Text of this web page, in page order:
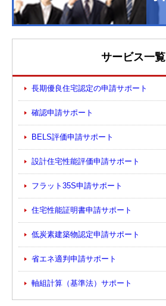
サービス一覧
長期優良住宅認定の申請サポート
確認申請サポート
BELS評価申請サポート
設計住宅性能評価申請サポート
フラット35S申請サポート
住宅性能証明書申請サポート
低炭素建築物認定申請サポート
省エネ適判申請サポート
軸組計算（基準法）サポート